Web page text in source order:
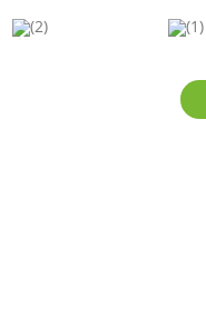
(2) (1)